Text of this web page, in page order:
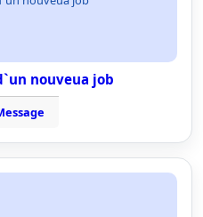
nouveua job